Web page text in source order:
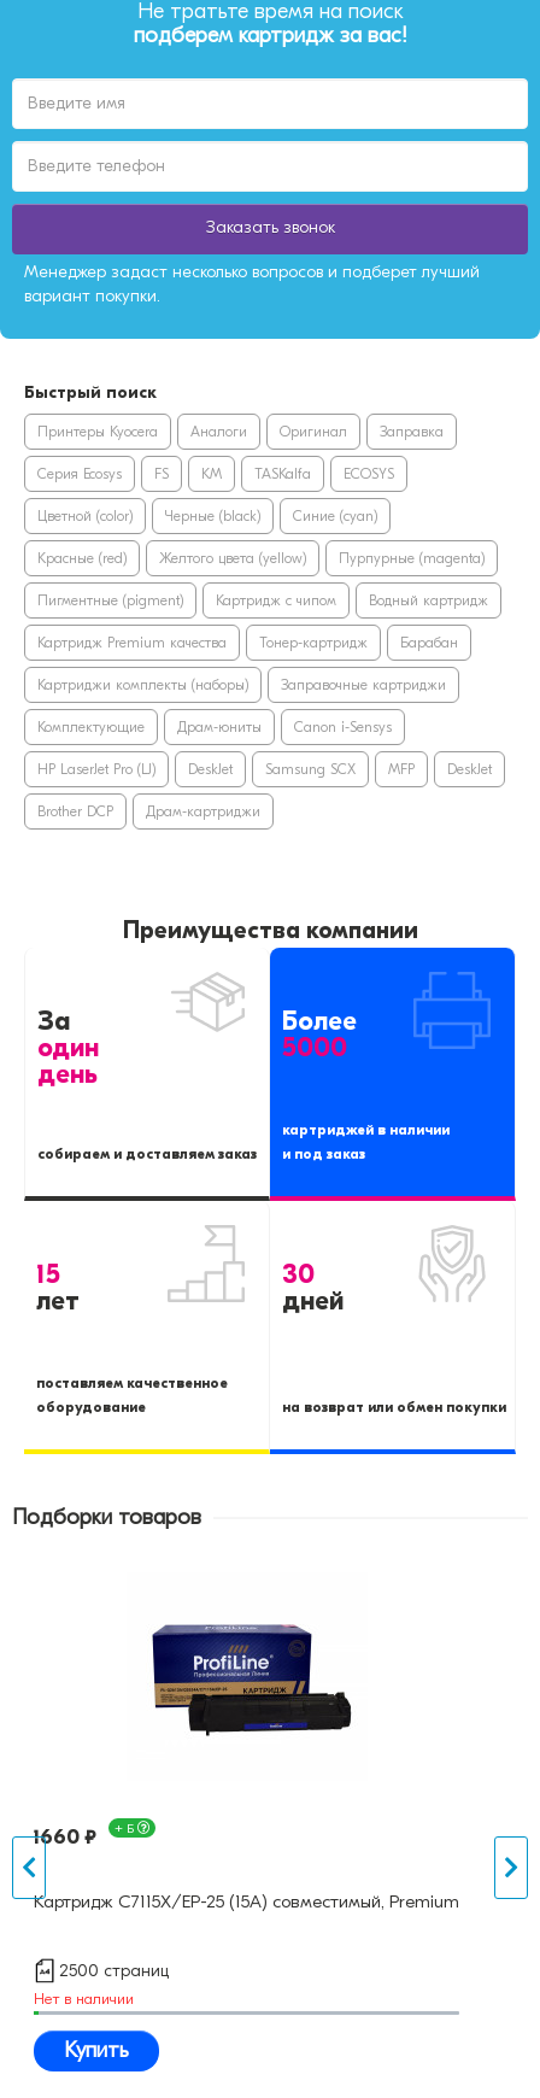
Не тратьте время на поиск
подберем картридж за вас!
Заказать звонок
Менеджер задаст несколько вопросов и подберет лучший
вариант покупки.
Быстрый поиск
Принтеры Kyocera Аналоги Оригинал Заправка
Серия Ecosys FS KM TASKalfa ECOSYS
Цветной (color) Черные (black) Синие (cyan)
Красные (red) Желтого цвета (yellow) Пурпурные (magenta)
Пигментные (pigment) Картридж с чипом Водный картридж
Картридж Premium качества Тонер-картридж Барабан
Картриджи комплекты (наборы) Заправочные картриджи
Комплектующие Драм-юниты Canon i-Sensys
HP LaserJet Pro (LJ) DeskJet Samsung SCX MFP DeskJet
Brother DCP Драм-картриджи
Преимущества компании
За
один
день
собираем и доставляем заказ
Более
5000
картриджей в наличии
и под заказ
15
лет
поставляем качественное
оборудование
30
дней
на возврат или обмен покупки
Подборки товаров
1660 ₽ + Б
Картридж C7115X/EP-25 (15A) совместимый, Premium
2500 страниц
Нет в наличии
Купить